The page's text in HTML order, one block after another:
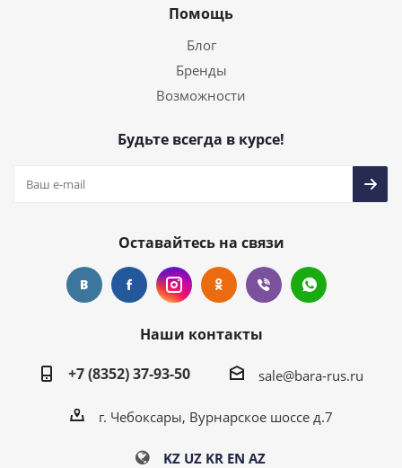
Помощь
Блог
Бренды
Возможности
Будьте всегда в курсе!
Оставайтесь на связи
Наши контакты
+7 (8352) 37-93-50
sale@bara-rus.ru
г. Чебоксары, Вурнарское шоссе д.7
KZ UZ KR EN AZ